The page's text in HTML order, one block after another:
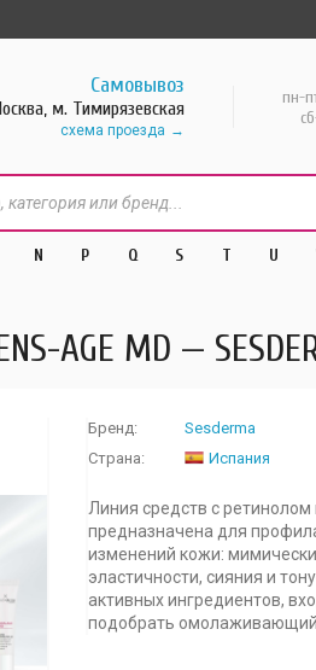
Самовывоз
м. Тимирязевская
схема проезда
пн-
N P Q S T U
AGE MD —
Бренд:
Sesderma
Страна:
Испания
Линия средств с ретинолом
предназначена для
изменений кожи:
эластичности, сияния и
активных ингредиентов,
подобрать омолаживающий